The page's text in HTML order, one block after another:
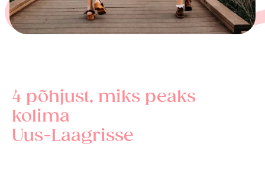
4 põhjust, miks peaks
kolima
Uus-Laagrisse